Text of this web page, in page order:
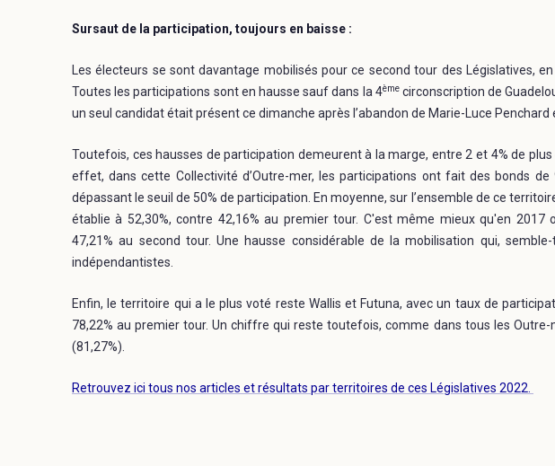
Sursaut de la participation, toujours en baisse :
Les électeurs se sont davantage mobilisés pour ce second tour des Législatives,
Toutes les participations sont en hausse sauf dans la 4èmecirconscription de
un seul candidat était présent ce dimanche après l’abandon de Marie-Luce Penchard
Toutefois, ces hausses de participation demeurent à la marge, entre 2 et 4% de
effet, dans cette Collectivité d’Outre-mer, les participations ont fait des bonds de
dépassant le seuil de 50% de participation. En moyenne, sur l’ensemble de ce
établie à 52,30%, contre 42,16% au premier tour. C'est même mieux qu'en
47,21% au second tour. Une hausse considérable de la mobilisation qui,
indépendantistes.
Enfin, le territoire qui a le plus voté reste Wallis et Futuna, avec un taux de
78,22% au premier tour. Un chiffre qui reste toutefois, comme dans tous les Outre-
(81,27%).
Retrouvez ici tous nos articles et résultats par territoires de ces Législatives 2022.